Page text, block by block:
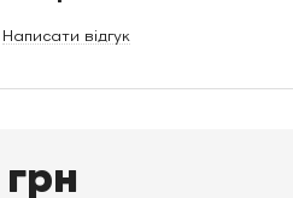
Написати відгук